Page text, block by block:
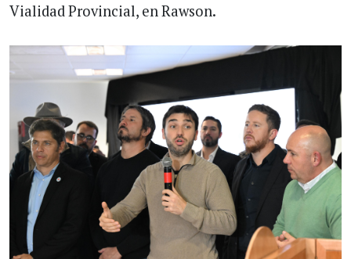
Vialidad Provincial, en Rawson.